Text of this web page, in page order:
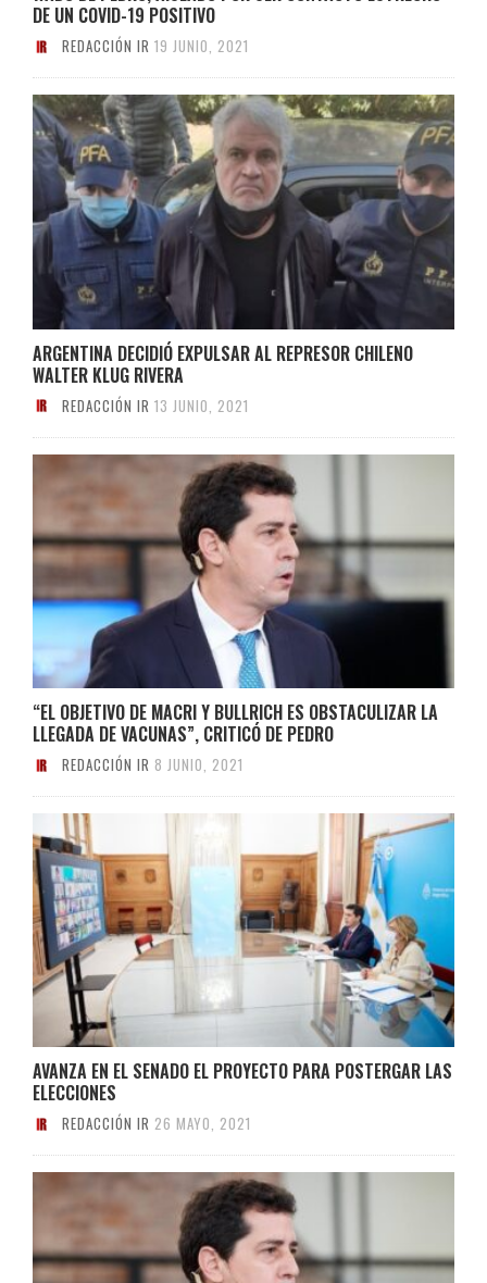
DE UN COVID-19 POSITIVO
REDACCIÓN IR 19 JUNIO, 2021
ARGENTINA DECIDIÓ EXPULSAR AL REPRESOR CHILENO
WALTER KLUG RIVERA
REDACCIÓN IR 13 JUNIO, 2021
“EL OBJETIVO DE MACRI Y BULLRICH ES OBSTACULIZAR LA
LLEGADA DE VACUNAS”, CRITICÓ DE PEDRO
REDACCIÓN IR 8 JUNIO, 2021
AVANZA EN EL SENADO EL PROYECTO PARA POSTERGAR LAS
ELECCIONES
REDACCIÓN IR 26 MAYO, 2021